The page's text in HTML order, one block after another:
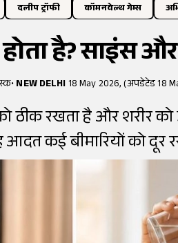
दलीप ट्रॉफी कॉमनवेल्थ गेम्स
है? साइंस
•NEW DELHI18 May 2026, (अपडेटेड 18
ठीक रखता है और शरीर
कई बीमारियों को दूर